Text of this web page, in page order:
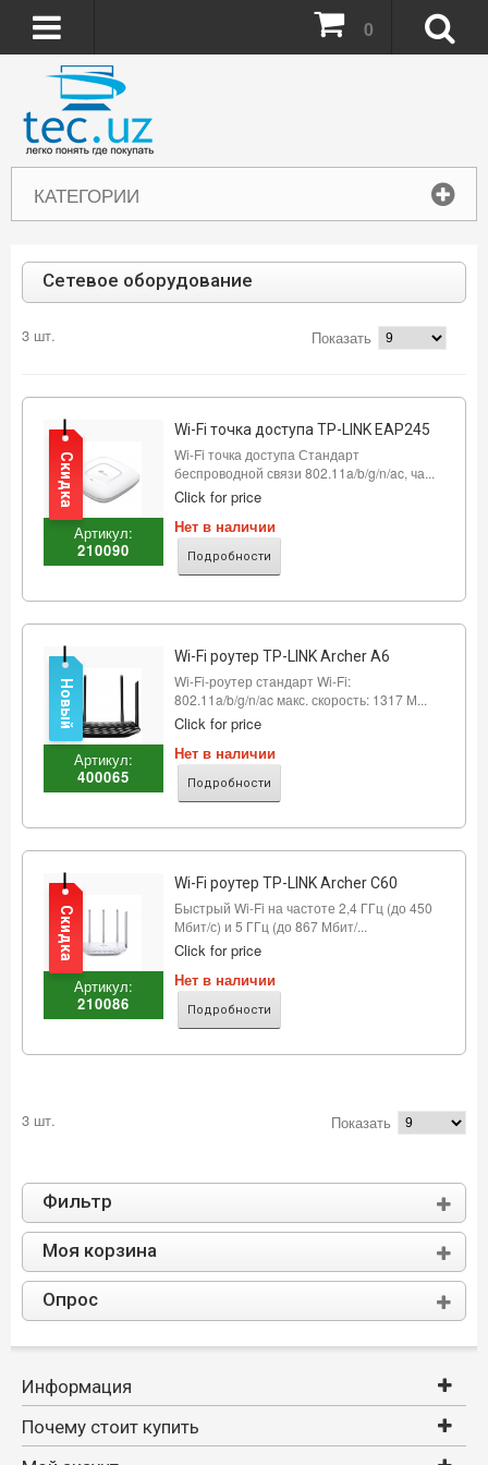
КАТЕГОРИИ
0
Сетевое оборудование
3 шт. Показать
Артикул:
210090
Wi-Fi точка доступа TP-LINK EAP245
Wi-Fi точка доступа Стандарт
беспроводной связи 802.11a/b/g/n/ac, ча...
Click for price
Нет в наличии
Подробности
Скидка
Артикул:
400065
Wi-Fi роутер TP-LINK Archer A6
Wi-Fi-роутер стандарт Wi-Fi:
802.11a/b/g/n/ac макс. скорость: 1317 М...
Click for price
Нет в наличии
Подробности
Новый
Артикул:
210086
Wi-Fi роутер TP-LINK Archer C60
Быстрый Wi-Fi на частоте 2,4 ГГц (до 450
Мбит/с) и 5 ГГц (до 867 Мбит/...
Click for price
Нет в наличии
Подробности
Скидка
3 шт. Показать
Фильтр
Моя корзина
Опрос
Информация
Почему стоит купить